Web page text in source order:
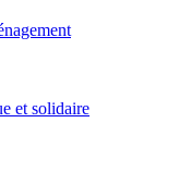
et solidaire